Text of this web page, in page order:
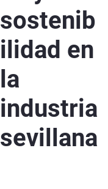
sostenib
ilidad en
la
industria
sevillana